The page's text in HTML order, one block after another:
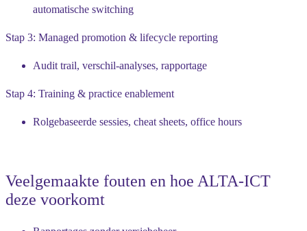
automatische switching
Stap 3: Managed promotion & lifecycle reporting
Audit trail, verschil-analyses, rapportage
Stap 4: Training & practice enablement
Rolgebaseerde sessies, cheat sheets, office hours
Veelgemaakte fouten en hoe ALTA-ICT
deze voorkomt